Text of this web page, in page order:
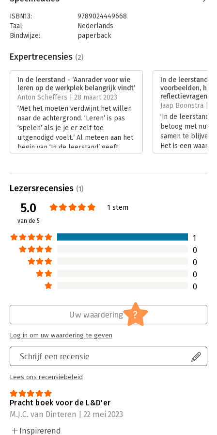
van erover praten, maar vooral van het gewoon gaan doen!
ISBN13:
9789024449668
Taal:
Nederlands
Bindwijze:
paperback
Uitgever:
Boom
Verschijningsdatum:
Hoofdrubriek: Personeelsmanagement
Verandermanagement
Expertrecensies (2)
In de leerstand - ‘Aanrader voor wie
leren op de werkplek belangrijk vindt’
Anton Scheffers | 28 maart 2023
‘Met het moeten verdwijnt het willen
naar de achtergrond. ‘Leren’ is pas
‘spelen’ als je je er zelf toe
uitgenodigd voelt.’ Al meteen aan het
begin van ‘In de leerstand’ geeft
lezen.
In de leerstand -
voorbeelden,
reflectievragen’
Jaap Boonstra | 3
‘In de leerstand
betoog met
samen te blijven
Het is een
digitalisering,
arbeidsmarkt
Lezersrecensies (1)
5.0
van de 5
1 stem
1
0
0
0
0
Schrijf een recensie
Lees ons recensiebeleid
Uw waardering ?
Log in om uw waardering te geven
Pracht boek voor de L&D'er
M.J.C. van Dinteren | 22 mei 2023
Inspirerend